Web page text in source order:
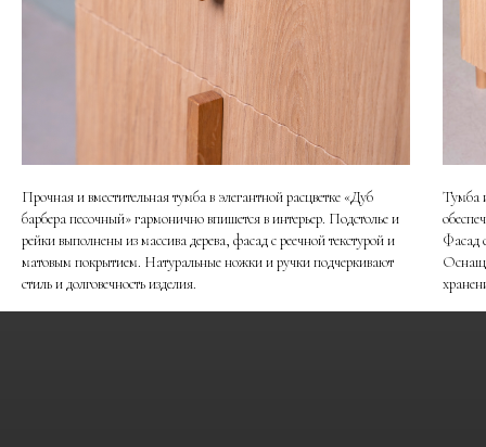
Прочная и вместительная тумба в элегантной расцветке «Дуб
барбера песочный» гармонично впишется в интерьер. Подстолье и
рейки выполнены из массива дерева, фасад с реечной текстурой и
матовым покрытием. Натуральные ножки и ручки подчеркивают
стиль и долговечность изделия.
Тумба
Фасад